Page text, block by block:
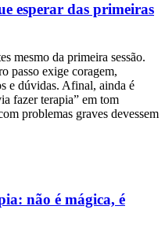
esperar das primeiras
mesmo da primeira sessão.
passo exige coragem,
e dúvidas. Afinal, ainda é
fazer terapia” em tom
problemas graves devessem
não é mágica, é